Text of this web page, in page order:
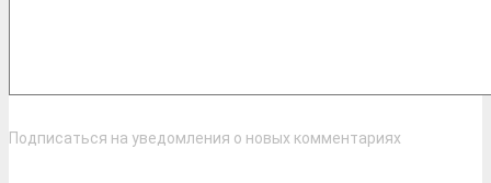
Подписаться на уведомления о новых комментариях